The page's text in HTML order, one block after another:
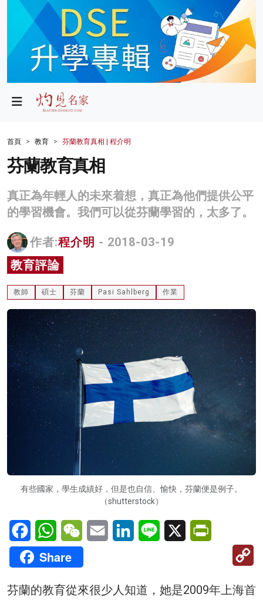
政局
財經
生活
商業
科技
影片
關於我們
首頁 教育 芬蘭教育真相 | 程介明
芬蘭教育真相
真正為年輕人的未來着想，真正為他們提供公平
的學習機會。我們可以從芬蘭學習的，太多了。
作者:程介明 - 2018-03-19
教育評論
教師 碩士 芬蘭 Pasi Sahlberg 作業
有些國家，學生成績好，但是也自信、愉快，芬蘭便是例子。
（shutterstock）
FacebookWhatsAppWeChatEmail LinkedInLine X
Share
芬蘭的教育從來很少人知道，她是2009年上海首